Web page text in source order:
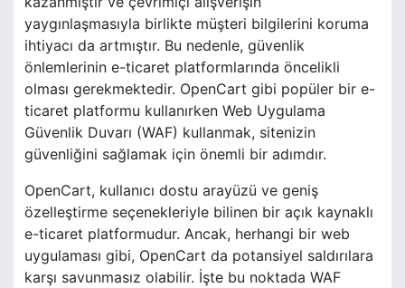
yaygınlaşmasıyla birlikte müşteri bilgilerini koruma
ihtiyacı da artmıştır. Bu nedenle, güvenlik
önlemlerinin e-ticaret platformlarında öncelikli
olması gerekmektedir. OpenCart gibi popüler bir e-
ticaret platformu kullanırken Web Uygulama
Güvenlik Duvarı (WAF) kullanmak, sitenizin
güvenliğini sağlamak için önemli bir adımdır.
OpenCart, kullanıcı dostu arayüzü ve geniş
özelleştirme seçenekleriyle bilinen bir açık kaynaklı
e-ticaret platformudur. Ancak, herhangi bir web
uygulaması gibi, OpenCart da potansiyel saldırılara
karşı savunmasız olabilir. İşte bu noktada WAF